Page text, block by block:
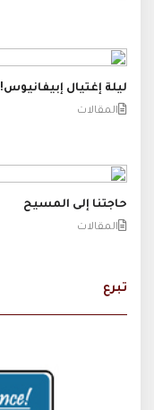
ليلة إغتيال إبيفانيوس!
المقالات
حاجتنا إلى المسيح
المقالات
تبرع